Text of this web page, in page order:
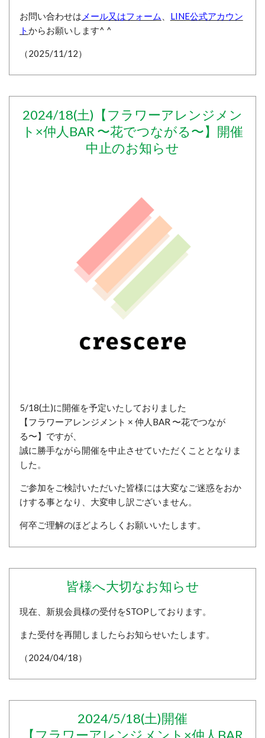
お問い合わせは メール又はフォーム
LINE公式アカウン
トからお願いします^ ^
（2025/11/12）
2024/18(土) 【フラワーアレンジメン
ト×仲人BAR 〜花でつながる〜】開催
中止のお知らせ
5/18(土)に開催を予定いたしておりました
【フラワーアレンジメント × 仲人BAR 〜花でつなが
る〜】ですが、
誠に勝手ながら開催を中止させていただくこととなりま
した。
ご参加をご検討いただいた皆様には大変なご迷惑をおか
けする事となり、大変申し訳ございません。
何卒ご理解のほどよろしくお願いいたします。
皆様へ大切なお知らせ
現在、新規会員様の受付をSTOPしております。
また受付を再開しましたらお知らせいたします。
（2024/04/18）
2024/5/18(土)開催